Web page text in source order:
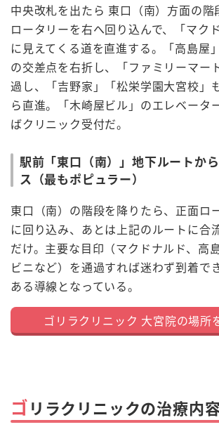
中央改札を出たら 東口（南）方面の階
ロータリーを右へ回り込んで、「マク
に見えてくる道を直進する。「高島屋
の交差点を右折し、「ファミリーマー
過し、「吉野家」「松栄学園大宮校」
ら直進。「木崎屋ビル」のエレベータ
ばクリニック受付だ。
駅前「東口（南）」地下ルートか
ス（最もポピュラー）
東口（南）の階段を降りたら、正面ロ
に回り込み、あとは上記のルートに合
だけ。主要な目印（マクドナルド、高
ビニなど）を通過すれば迷わず到着で
ある導線となっている。
ゴリラクリニック 大宮院の場所
ゴリラクリニックの治療内